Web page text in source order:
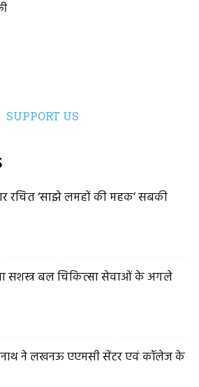
SUPPORT US
‘साझे लमहों की महक’ सबकी
सशस्त्र बल चिकित्सा सेवाओं के अगले
ने लखनऊ एएमसी सेंटर एवं कॉलेज के